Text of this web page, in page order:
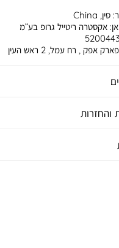
והחזרות
סין, China
אקסטרה ריטייל גרופ בע”מ
פארק אפק , רח עמל, 2 ראש העין